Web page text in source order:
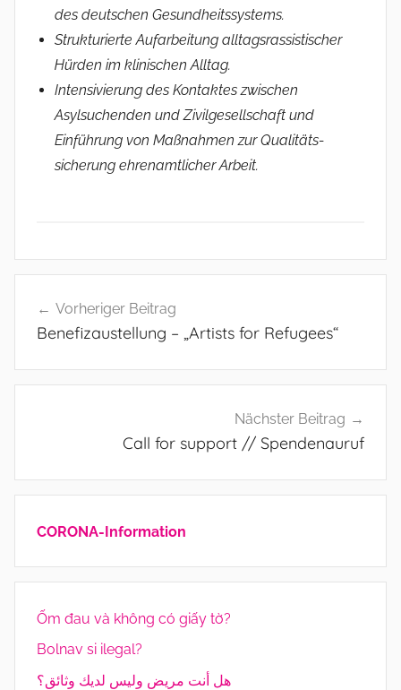
des deutschen Gesundheitssystems.
Strukturierte Aufarbeitung alltagsrassis­tischer
Hürden im klinischen Alltag.
Intensivierung des Kontaktes zwischen
Asylsuchenden und Zivilgesellschaft und
Einführung von Maßnahmen zur Qualitäts­
sicherung ehrenamtlicher Arbeit.
A
g
e
m
Vorheriger Beitrag
Benefizaustellung – „Artists for Refugees“
Nächster Beitrag
Call for support // Spendenauruf
CORONA-Information
Ốm đau và không có giấy tờ?
Bolnav si ilegal?
هل أنت مريض وليس لديك وثائق؟